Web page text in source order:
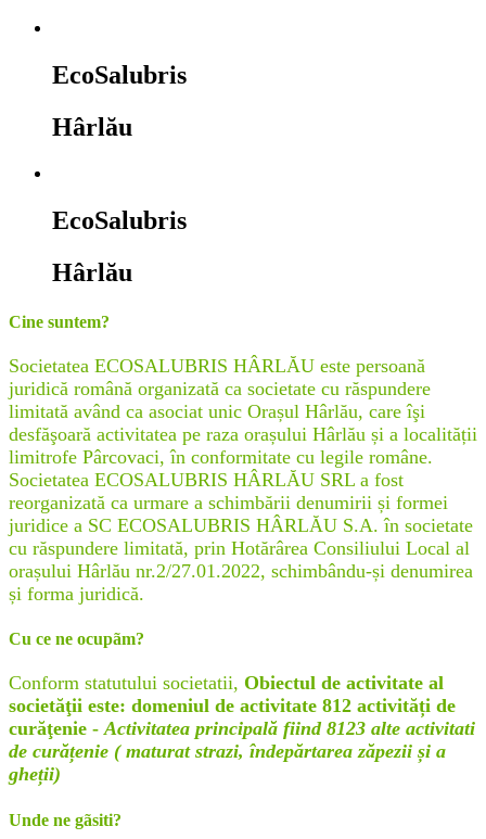
EcoSalubris
Hârlău
EcoSalubris
Hârlău
Cine suntem?
Societatea ECOSALUBRIS HÂRLĂU este persoană
juridică română organizată ca societate cu răspundere
limitată având ca asociat unic Orașul Hârlău, care îşi
desfăşoară activitatea pe raza orașului Hârlău și a localității
limitrofe Pârcovaci, în conformitate cu legile române.
Societatea ECOSALUBRIS HÂRLĂU SRL a fost
reorganizată ca urmare a schimbării denumirii și formei
juridice a SC ECOSALUBRIS HÂRLĂU S.A. în societate
cu răspundere limitată, prin Hotărârea Consiliului Local al
orașului Hârlău nr.2/27.01.2022, schimbându-și denumirea
și forma juridică.
Cu ce ne ocupãm?
Conform statutului societatii, Obiectul de activitate al
societăţii este: domeniul de activitate 812 activități de
curăţenie -Activitatea principală fiind 8123 alte activitati
de curățenie ( maturat strazi, îndepărtarea zăpezii și a
gheții)
Unde ne gãsiti?